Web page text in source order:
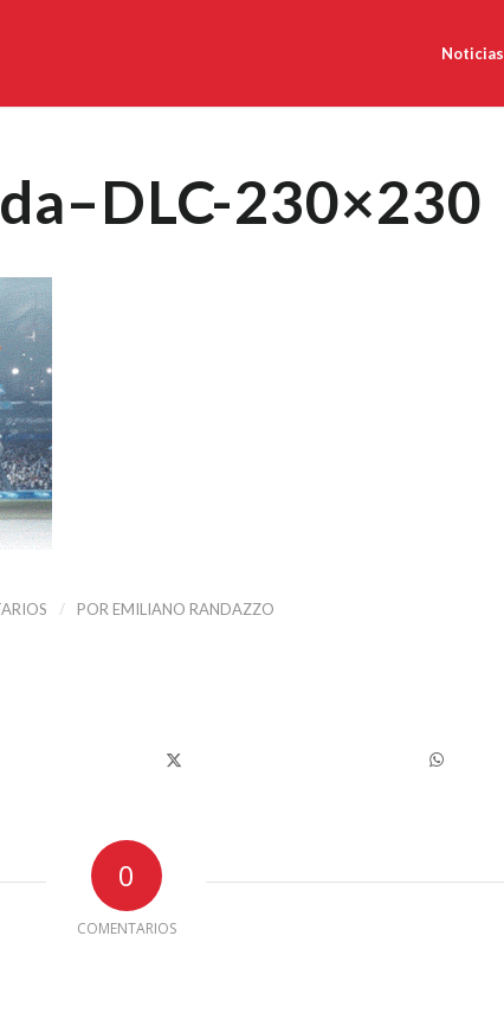
Noticias
230×230
/ POR EMILIANO RANDAZZO
0
COMENTARIOS